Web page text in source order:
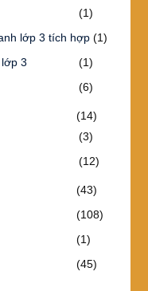
(1)
lớp 3 tích hợp(1)
3
(1)
(6)
(14)
(3)
(12)
(43)
(108)
(1)
(45)